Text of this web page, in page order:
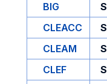
BIG
S
CLEACC
S
CLEAM
S
CLEF
S